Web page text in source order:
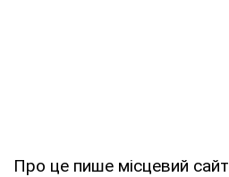
Про це пише місцевий сайт